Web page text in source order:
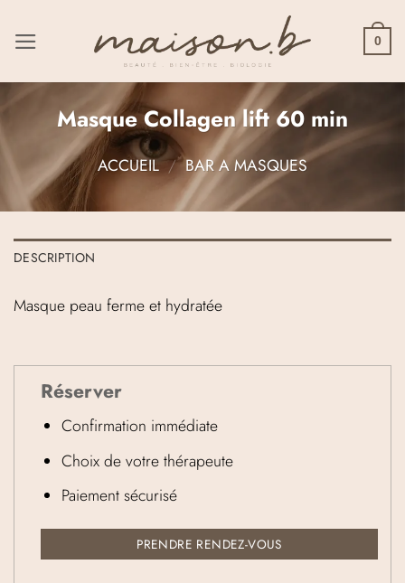
0
Masque Collagen lift 60 min
ACCUEIL / BAR A MASQUES
DESCRIPTION
Masque peau ferme et hydratée
Réserver
Confirmation immédiate
Choix de votre thérapeute
Paiement sécurisé
PRENDRE RENDEZ-VOUS